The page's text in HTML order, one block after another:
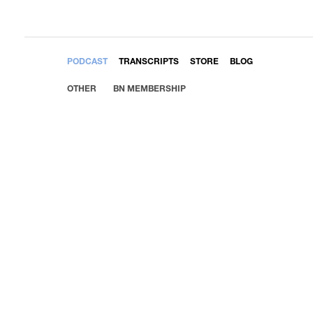
PODCAST TRANSCRIPTS STORE BLOG
OTHER BN MEMBERSHIP